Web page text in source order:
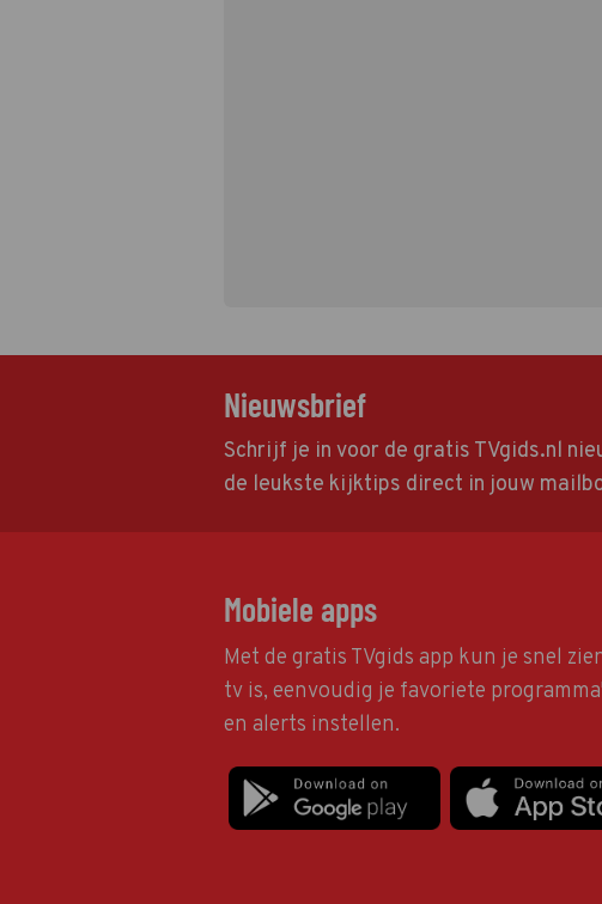
Nieuwsbrief
Schrijf je in voor de gratis TVgids.nl
de leukste kijktips direct in jouw
Mobiele apps
Met de gratis TVgids app kun je snel
tv is, eenvoudig je favoriete
en alerts instellen.